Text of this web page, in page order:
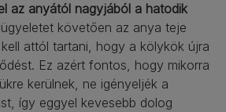
az anyától nagyjából a hatodik
követően az anya teje
attól tartani, hogy a kölykök újra
Ez azért fontos, hogy mikorra
kerülnek, ne igényeljék a
így eggyel kevesebb dolog